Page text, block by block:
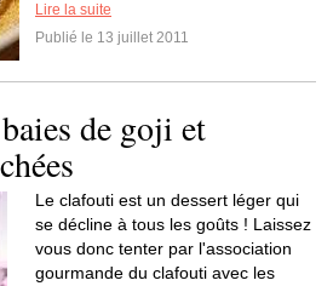
Lire la suite
Publié le 13 juillet 2011
de goji et
Le clafouti est un dessert léger qui
se décline à tous les goûts ! Laissez
vous donc tenter par l'association
gourmande du clafouti avec les